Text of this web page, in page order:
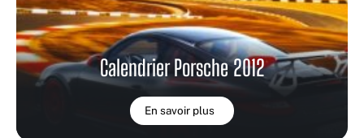
Calendrier Porsche 2012
En savoir plus